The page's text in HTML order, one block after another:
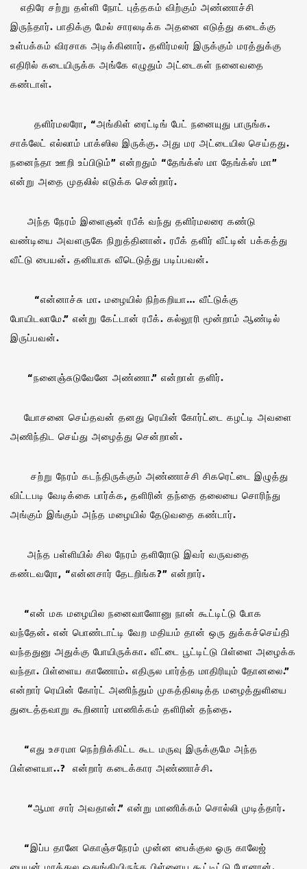
எதிரே சற்று தள்ளி நோட் புத்தகம் விற்கும் அண்ணாச்சி
இருந்தார். பாதிக்கு மேல் சாரலடிக்க அதனை எடுத்து கடைக்கு
உள்பக்கம் விரசாக அடிக்கினார். தளிர்மலர் இருக்கும் மரத்துக்கு
எதிரில் கடையிருக்க அங்கே எழுதும் அட்டைகள் நனைவதை
கண்டாள்.
தளிர்மலரோ, “அங்கிள் ரைட்டிங் பேட் நனையுது பாருங்க.
சாக்லேட் எல்லாம் பாக்ஸில இருக்கு. அது மர அட்டையில செய்தது.
நனைந்தா ஊறி உப்பிடும்” என்றதும் “தேங்க்ஸ் மா தேங்க்ஸ் மா”
என்று அதை முதலில் எடுக்க சென்றார்.
அந்த நேரம் இளைஞன் ரபீக் வந்து தளிர்மலரை கண்டு
வண்டியை அவளருகே நிறுத்தினான். ரபீக் தளிர் வீட்டின் பக்கத்து
வீட்டு பையன். தனியாக வீடெடுத்து படிப்பவன்.
“என்னாச்சு மா. மழையில் நிற்கறியா… வீட்டுக்கு
போயிடலாமே.” என்று கேட்டான் ரபீக். கல்லூரி மூன்றாம் ஆண்டில்
இருப்பவன்.
“நனைஞ்சுடுவேனே அண்ணா.” என்றாள் தளிர்.
யோசனை செய்தவன் தனது ரெயின் கோர்ட்டை கழட்டி அவளை
அணிந்திட செய்து அழைத்து சென்றான்.
சற்று நேரம் கடந்திருக்கும் அண்ணாச்சி சிகரெட்டை இழுத்து
விட்டபடி வேடிக்கை பார்க்க, தளிரின் தந்தை தலையை சொரிந்து
அங்கும் இங்கும் அந்த மழையில் தேடுவதை கண்டார்.
அந்த பள்ளியில் சில நேரம் தளிரோடு இவர் வருவதை
கண்டவரோ, “என்னசார் தேடறிங்க?” என்றார்.
“என் மக மழையில நனைவாளோனு நான் கூட்டிட்டு போக
வந்தேன். என் பொண்டாட்டி வேற மதியம் தான் ஒரு துக்கச்செய்தி
வந்ததுனு அதுக்கு போயிருக்கா. வீட்டை பூட்டிட்டு பிள்ளை அழைக்க
வந்தா. பிள்ளைய காணோம். எதிருல பார்த்த மாதிரியும் தோனலை.”
என்றார் ரெயின் கோர்ட் அணிந்தும் முகத்திலடித்த மழைத்துளியை
துடைத்தவாறு கூறினார் மாணிக்கம் தளிரின் தந்தை.
“எது உசரமா நெற்றிக்கிட்ட கூட மருவு இருக்குமே அந்த
பிள்ளையா..? என்றார் கடைக்கார அண்ணாச்சி.
“ஆமா சார் அவதான்.” என்று மாணிக்கம் சொல்லி முடித்தார்.
“இப்ப தானே கொஞ்சநேரம் முன்ன பைக்குல ஓரு காலேஜ்